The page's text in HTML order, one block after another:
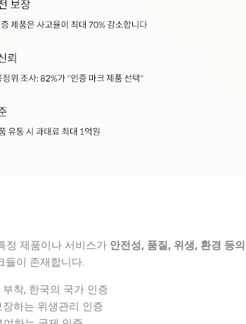
정 제품이나 서비스가 안전성, 품질, 위생, 환경 등
들이 존재합니다.
착, 한국의 국가 인증
하는 위생관리 인증